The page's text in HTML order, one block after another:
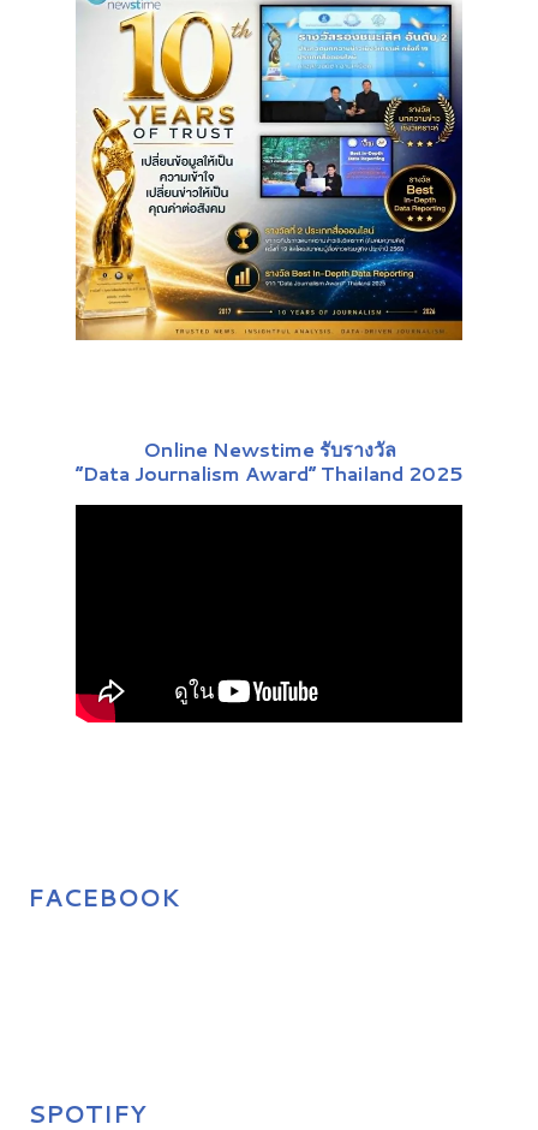
Online Newstime รับรางวัล
“Data Journalism Award” Thailand 2025
FACEBOOK
SPOTIFY